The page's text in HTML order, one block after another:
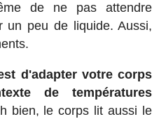
de ne pas attendre
un peu de liquide. Aussi,
d'adapter votre corps
de températures
bien, le corps lit aussi le